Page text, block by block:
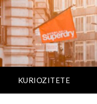
KURIOZITETE